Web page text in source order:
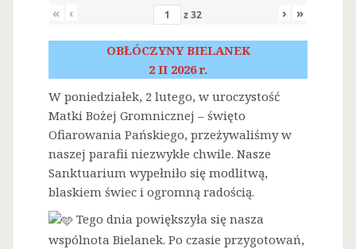
« ‹ z32 › »
OBŁÓCZYNY BIELANEK
2 II 2026 r.
W poniedziałek, 2 lutego, w uroczystość
Matki Bożej Gromnicznej – święto
Ofiarowania Pańskiego, przeżywaliśmy w
naszej parafii niezwykłe chwile. Nasze
Sanktuarium wypełniło się modlitwą,
blaskiem świec i ogromną radością.
Tego dnia powiększyła się nasza
wspólnota Bielanek. Po czasie przygotowań,